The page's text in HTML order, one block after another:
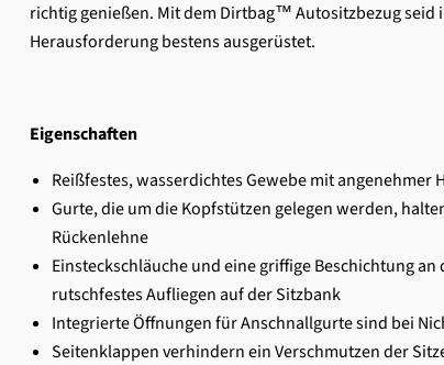
richtig genießen. Mit dem Dirtbag™Autositzbezugseid
Herausforderung bestens ausgerüstet.
Eigenschaften
Reißfestes, wasserdichtes Gewebe mit angenehmer
Gurte, die um die Kopfstützen gelegen werden,
Rückenlehne
Einsteckschläuche und eine griffige Beschichtung
rutschfestes Aufliegen auf der Sitzbank
Integrierte Öffnungen für Anschnallgurte sind bei
Seitenklappen verhindern ein Verschmutzen der